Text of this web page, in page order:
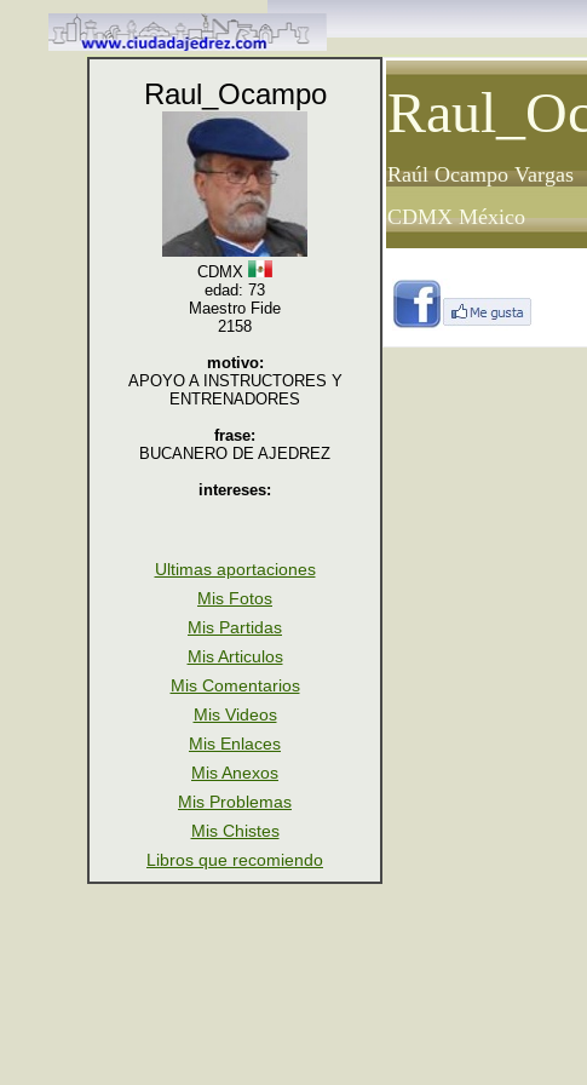
Raul_Ocampo
CDMX
edad: 73
Maestro Fide
2158
motivo:
APOYO A INSTRUCTORES Y
ENTRENADORES
frase:
BUCANERO DE AJEDREZ
intereses:
Ultimas aportaciones
Mis Fotos
Mis Partidas
Mis Articulos
Mis Comentarios
Mis Videos
Mis Enlaces
Mis Anexos
Mis Problemas
Mis Chistes
Libros que recomiendo
Raúl Ocampo Vargas
CDMX México